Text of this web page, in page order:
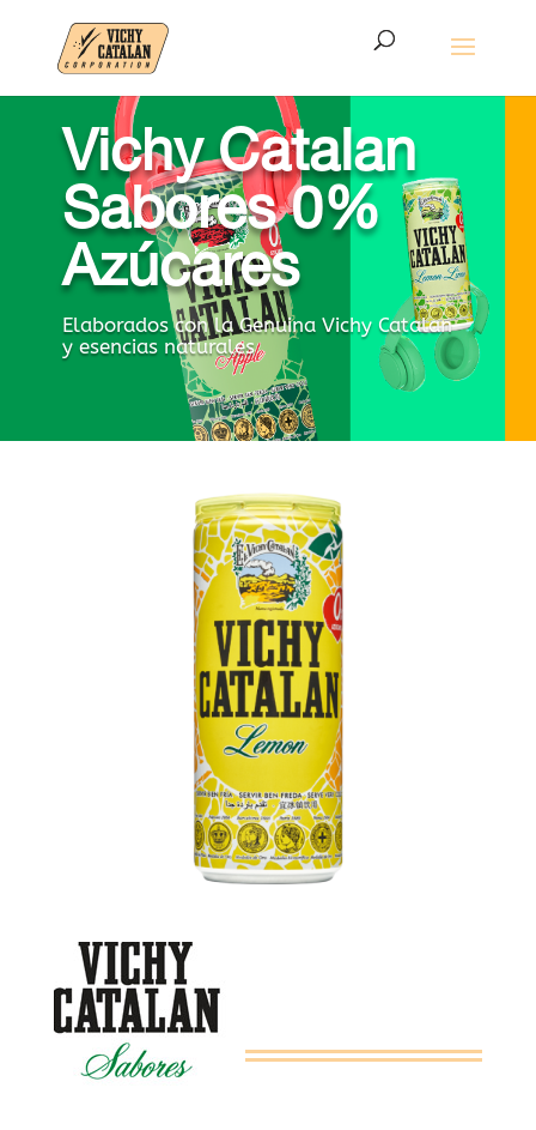
Vichy Catalan
Sabores 0%
Azúcares
Elaborados con la Genuina Vichy Catalan
y esencias naturales